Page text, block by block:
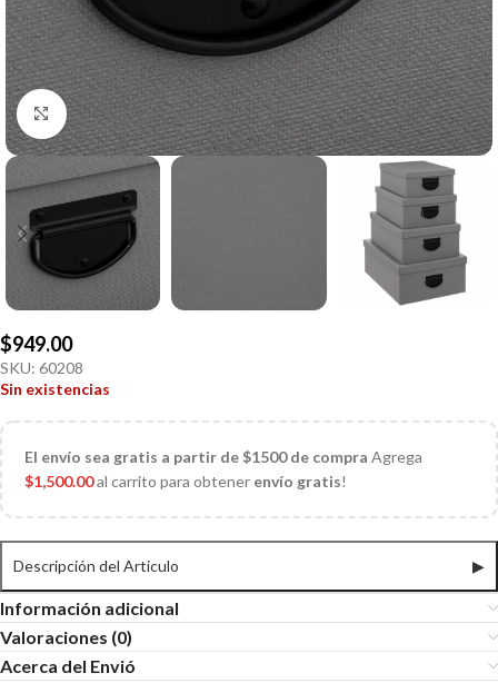
Click to enlarge
$949.00
SKU: 60208
Sin existencias
El envío sea gratis a partir de $1500 de compra Agrega
$1,500.00al carrito para obtener envío gratis!
Descripción del Articulo ▶
Información adicional
Valoraciones (0)
Acerca del Envió